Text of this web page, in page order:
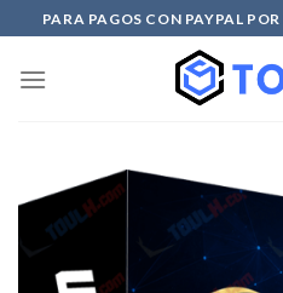
to
content
PARA PAGOS CON PAYPAL